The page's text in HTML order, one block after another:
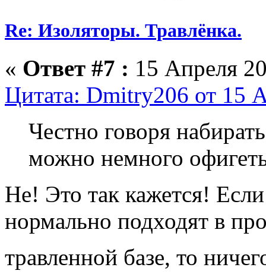
Re: Изоляторы. Травлёнка.
« Ответ #7 : 15 Апреля
Цитата: Dmitry206 от 15
Честно говоря
можно немного
Не! Это так кажется!
нормально подходят в
травленной базе, то